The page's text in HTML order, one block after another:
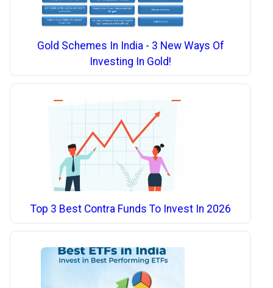
Gold Schemes In India - 3 New Ways Of
Investing In Gold!
Top 3 Best Contra Funds To Invest In 2026